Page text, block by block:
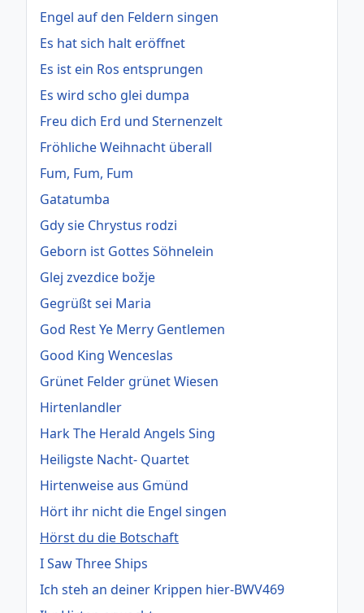
Engel auf den Feldern singen
Es hat sich halt eröffnet
Es ist ein Ros entsprungen
Es wird scho glei dumpa
Freu dich Erd und Sternenzelt
Fröhliche Weihnacht überall
Fum, Fum, Fum
Gatatumba
Gdy sie Chrystus rodzi
Geborn ist Gottes Söhnelein
Glej zvezdice božje
Gegrüßt sei Maria
God Rest Ye Merry Gentlemen
Good King Wenceslas
Grünet Felder grünet Wiesen
Hirtenlandler
Hark The Herald Angels Sing
Heiligste Nacht- Quartet
Hirtenweise aus Gmünd
Hört ihr nicht die Engel singen
Hörst du die Botschaft
I Saw Three Ships
Ich steh an deiner Krippen hier-BWV469